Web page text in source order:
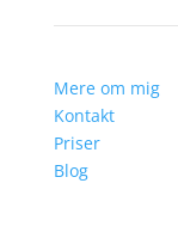
Mere om mig
Kontakt
Priser
Blog